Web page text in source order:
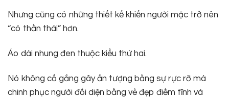
Nhưng cũng có những thiết kế khiến người mặc trở nên
“có thần thái” hơn.
Áo dài nhung đen thuộc kiểu thứ hai.
Nó không cố gắng gây ấn tượng bằng sự rực rỡ mà
chinh phục người đối diện bằng vẻ đẹp điềm tĩnh và